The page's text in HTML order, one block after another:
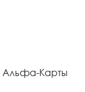
Альфа-Карты